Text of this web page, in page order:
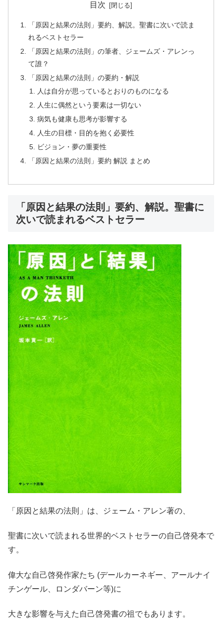
目次
「原因と結果の法則」要約、解説。聖書に次いで読ま
れるベストセラー
「原因と結果の法則」の筆者、ジェームズ・アレンっ
て誰？
「原因と結果の法則」の要約・解説
人は自分が思っているとおりのものになる
人生に偶然という要素は一切ない
病気も健康も思考が影響する
人生の目標・目的を抱く必要性
ビジョン・夢の重要性
「原因と結果の法則」要約 解説 まとめ
「原因と結果の法則」要約、解説。聖書に
次いで読まれるベストセラー
「原因と結果の法則」は、ジェーム・アレン著の、
聖書に次いで読まれる世界的ベストセラーの自己啓発本で
す。
偉大な自己啓発作家たち (デールカーネギー、アールナイ
チンゲール、ロンダバーン等)に
大きな影響を与えた自己啓発書の祖でもあります。